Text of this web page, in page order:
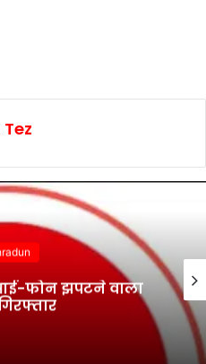
Tez
फोन झपटने वाला